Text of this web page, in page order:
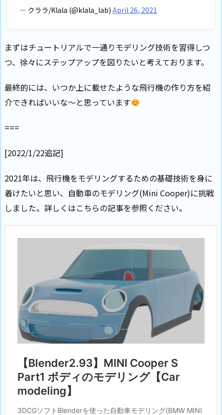
— クララ/Klala (@klala_lab) April 26, 2021
まずはチュートリアルで一通りモデリング技術を習得しつ
つ、徐々にステップアップを図りたいと考えております。
最終的には、いつか上に載せたような飛行機の作り方を紹
介できればいいな～と思っています
===
[2022/1/22追記]
2021年は、飛行機をモデリングするための基礎技術を身に
着けたいと思い、自動車のモデリング(Mini Cooper)に挑戦
しました。詳しくはこちらの記事を参照ください。